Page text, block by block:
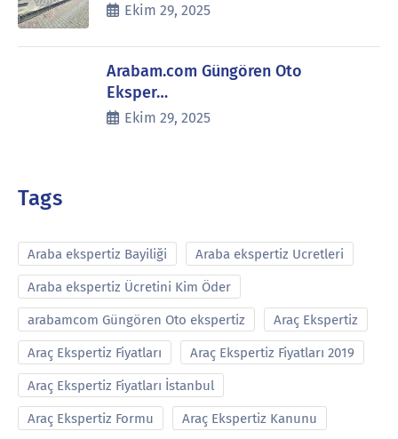
Ekim 29, 2025
Arabam.com Güngören Oto
Eksper…
Ekim 29, 2025
Tags
Araba ekspertiz Bayiliği Araba ekspertiz Ucretleri
Araba ekspertiz Ücretini Kim Öder
arabamcom Güngören Oto ekspertiz Araç Ekspertiz
Araç Ekspertiz Fiyatları Araç Ekspertiz Fiyatları 2019
Araç Ekspertiz Fiyatları İstanbul
Araç Ekspertiz Formu Araç Ekspertiz Kanunu